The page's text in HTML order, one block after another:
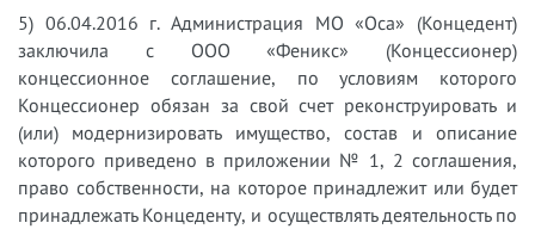
5)​ 06.04.2016 г. Администрация МО «Оса» (Концедент)
заключила с ООО «Феникс» (Концессионер)
концессионное соглашение, по условиям которого
Концессионер обязан за свой счет реконструировать и
(или) модернизировать имущество, состав и описание
которого приведено в приложении № 1, 2 соглашения,
право собственности, на которое принадлежит или будет
принадлежать Концеденту, и осуществлять деятельность по